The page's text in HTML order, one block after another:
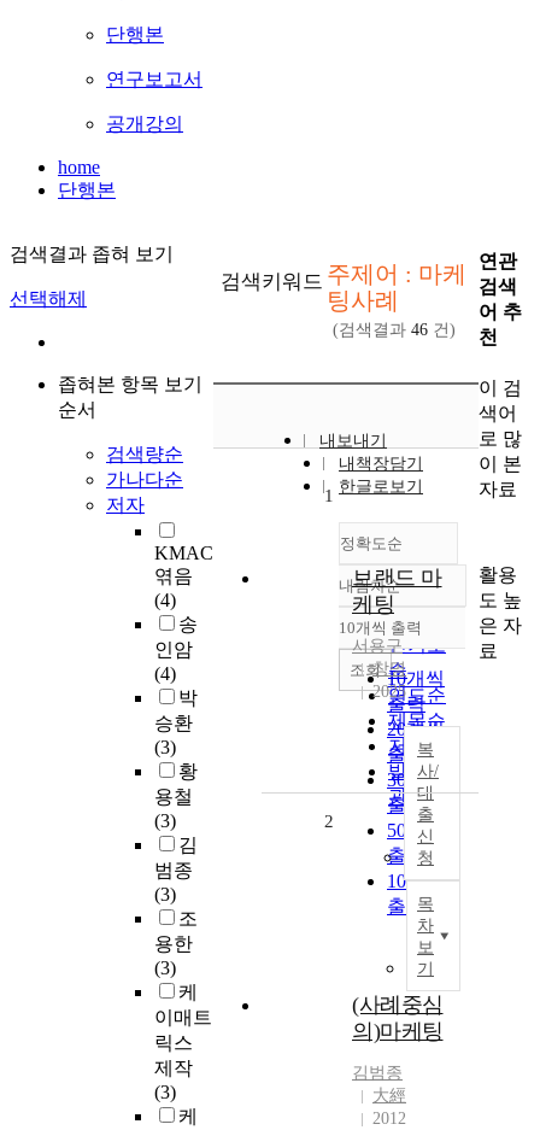
단행본
연구보고서
공개강의
home
단행본
검색결과 좁혀 보기
선택해제
좁혀본 항목 보기
순서
검색량순
가나다순
저자
KMAC
엮음
(4)
송
인암
(4)
박
승환
(3)
황
용철
(3)
김
범종
(3)
조
용한
(3)
케
이매트
릭스
제작
(3)
케
검색키워드 주제어 : 마케
팅사례
(검색결과 46 건)
내보내기
내책장담기
한글로보기
정확도순
정확도
순
인기도
순
연도순
제목순
저자순
발행기
관순
내림차순
내림차순
10개씩 출력
10개씩
출력
20개씩
출력
30개씩
출력
50개씩
출력
100개씩
출력
조회
1
브랜드 마
케팅
서용구
창명
2025
복
사/
대
출
신
청
목
차
보
기
2
(사례중심
의)마케팅
김범종
大經
2012
연관
검색
어 추
천
이 검
색어
로 많
이 본
자료
활용
도 높
은 자
료